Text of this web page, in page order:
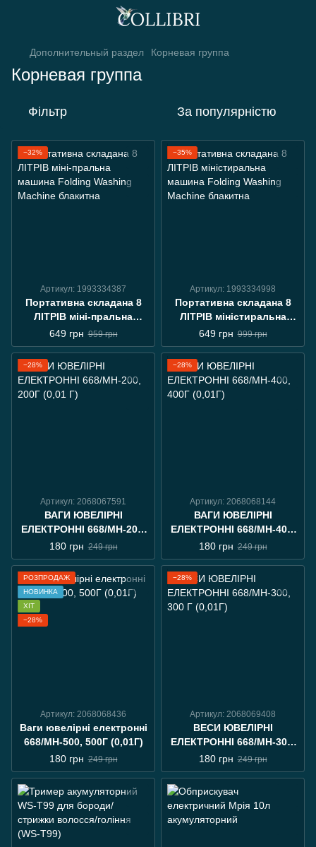
Дополнительный раздел Корневая группа
Корневая группа
Фільтр За популярністю
−32%
Артикул: 1993334387
Портативна складана 8
ЛІТРІВ міні-пральна
машина Folding Washing
Machine блакитна
649 грн 959 грн
−35%
Артикул: 1993334998
Портативна складана 8
ЛІТРІВ міністиральна
машина Folding Washing
Machine блакитна
649 грн 999 грн
−28%
Артикул: 2068067591
ВАГИ ЮВЕЛІРНІ
ЕЛЕКТРОННІ 668/MH-200,
200Г (0,01 Г)
180 грн 249 грн
−28%
Артикул: 2068068144
ВАГИ ЮВЕЛІРНІ
ЕЛЕКТРОННІ 668/MH-400,
400Г (0,01Г)
180 грн 249 грн
РОЗПРОДАЖ
НОВИНКА
ХІТ
−28%
Артикул: 2068068436
Ваги ювелірні електронні
668/MH-500, 500Г (0,01Г)
180 грн 249 грн
−28%
Артикул: 2068069408
ВЕСИ ЮВЕЛІРНІ
ЕЛЕКТРОННІ 668/MH-300,
300 Г (0,01Г)
180 грн 249 грн